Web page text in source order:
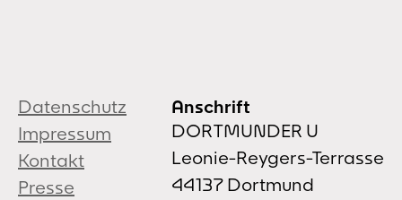
Datenschutz
Impressum
Kontakt
Presse
Anschrift
DORTMUNDER U
Leonie-Reygers-Terrasse
44137 Dortmund